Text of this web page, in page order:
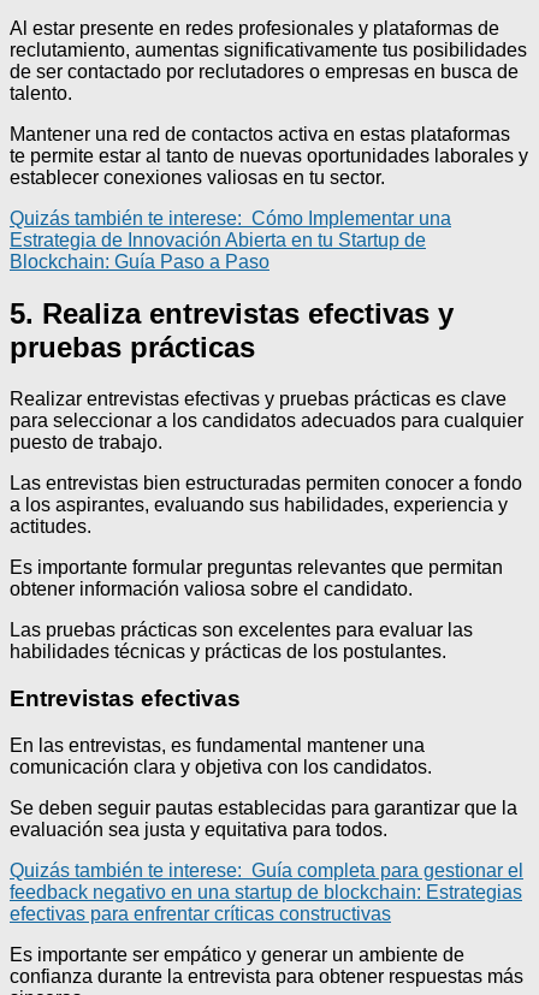
Al estar presente en redes profesionales y plataformas de
reclutamiento, aumentas significativamente tus posibilidades
de ser contactado por reclutadores o empresas en busca de
talento.
Mantener una red de contactos activa en estas plataformas
te permite estar al tanto de nuevas oportunidades laborales y
establecer conexiones valiosas en tu sector.
Quizás también te interese: Cómo Implementar una
Estrategia de Innovación Abierta en tu Startup de
Blockchain: Guía Paso a Paso
5. Realiza entrevistas efectivas y
pruebas prácticas
Realizar entrevistas efectivas y pruebas prácticas es clave
para seleccionar a los candidatos adecuados para cualquier
puesto de trabajo.
Las entrevistas bien estructuradas permiten conocer a fondo
a los aspirantes, evaluando sus habilidades, experiencia y
actitudes.
Es importante formular preguntas relevantes que permitan
obtener información valiosa sobre el candidato.
Las pruebas prácticas son excelentes para evaluar las
habilidades técnicas y prácticas de los postulantes.
Entrevistas efectivas
En las entrevistas, es fundamental mantener una
comunicación clara y objetiva con los candidatos.
Se deben seguir pautas establecidas para garantizar que la
evaluación sea justa y equitativa para todos.
Quizás también te interese: Guía completa para gestionar el
feedback negativo en una startup de blockchain: Estrategias
efectivas para enfrentar críticas constructivas
Es importante ser empático y generar un ambiente de
confianza durante la entrevista para obtener respuestas más